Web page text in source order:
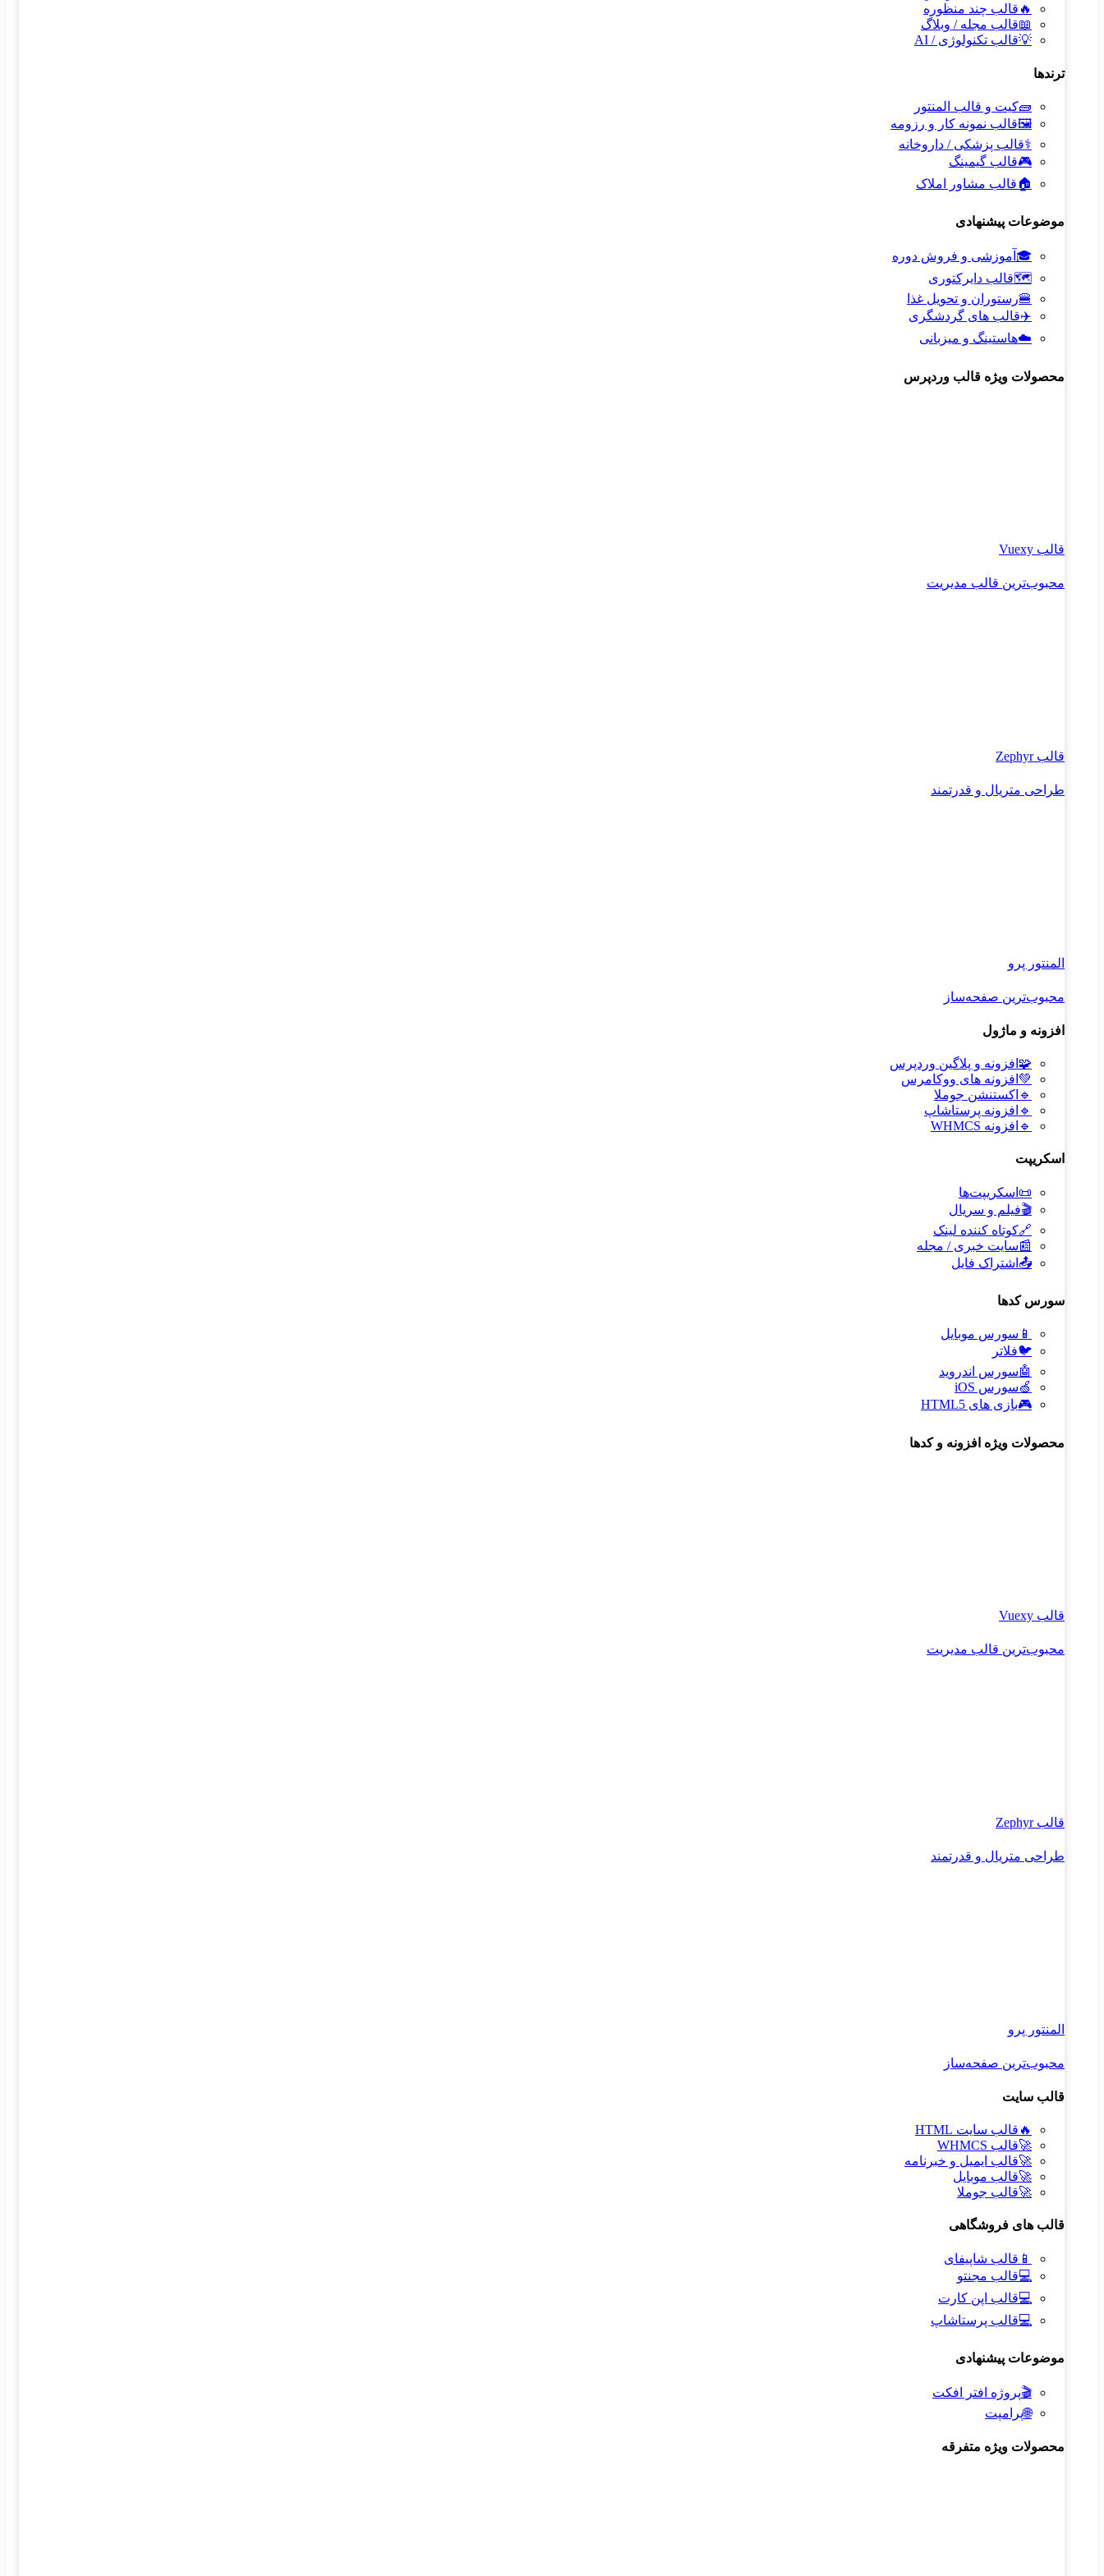
🔥 قالب چند منظوره
📖قالب مجله / وبلاگ
💡قالب تکنولوژی / AI
ترندها
🧱کیت و قالب المنتور
🖼️قالب نمونه کار و رزومه
⚕️قالب پزشکی / داروخانه
🎮قالب گیمینگ
🏠قالب مشاور املاک
موضوعات پیشنهادی
🎓 آموزشی و فروش دوره
🗺️قالب دایرکتوری
🍔رستوران و تحویل غذا
✈️قالب های گردشگری
☁️هاستینگ و میزبانی
محصولات ویژه قالب وردپرس
قالب Vuexy
محبوب‌ترین قالب مدیریت
قالب Zephyr
طراحی متریال و قدرتمند
المنتور پرو
محبوب‌ترین صفحه‌ساز
افزونه و ماژول
🧩 افزونه و پلاگین وردپرس
💚 افزونه های ووکامرس
🔹 اکستنشن جوملا
🔹 افزونه پرستاشاپ
🔹 افزونه WHMCS
اسکریپت
📜 اسکریپت‌ها
🎬فیلم و سریال
🔗کوتاه کننده لینک
📰سایت خبری / مجله
📤 اشتراک فایل
سورس کدها
📱 سورس موبایل
🐦فلاتر
🤖سورس اندروید
🍏سورس iOS
🎮بازی های HTML5
محصولات ویژه افزونه و کدها
قالب Vuexy
محبوب‌ترین قالب مدیریت
قالب Zephyr
طراحی متریال و قدرتمند
المنتور پرو
محبوب‌ترین صفحه‌ساز
قالب سایت
🔥 قالب سایت HTML
🚀قالب WHMCS
🚀قالب ایمیل و خبرنامه
🚀قالب موبایل
🚀قالب جوملا
قالب های فروشگاهی
📱 قالب شاپیفای
💻قالب مجنتو
💻قالب اپن کارت
💻قالب پرستاشاپ
موضوعات پیشنهادی
🎬پروژه افتر افکت
🌐پرامپت
محصولات ویژه متفرقه